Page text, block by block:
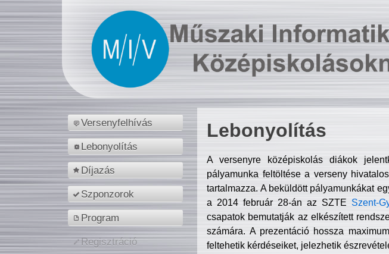
Versenyfelhívás
Lebonyolítás
Díjazás
Szponzorok
Program
Regisztráció
Lebonyolítás
A versenyre középiskolás diákok
pályamunka feltöltése a verseny
tartalmazza. A beküldött pályamunkákat
a 2014 február 28-án az SZTE Szent-
csapatok bemutatják az elkészített
számára. A prezentáció hossza
feltehetik kérdéseiket, jelezhetik